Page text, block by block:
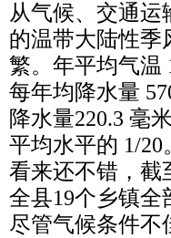
从气候、交通
的温带大陆性季
繁。年平均气
每年均降水量
降水量220.3 毫
平均水平的 1/
看来还不错，截
全县19个乡镇全
尽管气候条件不